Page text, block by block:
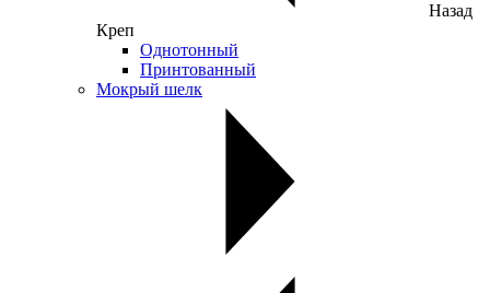
Назад
Креп
Однотонный
Принтованный
Мокрый шелк